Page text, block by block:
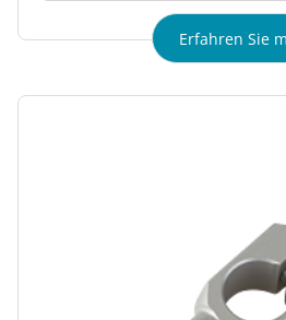
Erfahren Sie